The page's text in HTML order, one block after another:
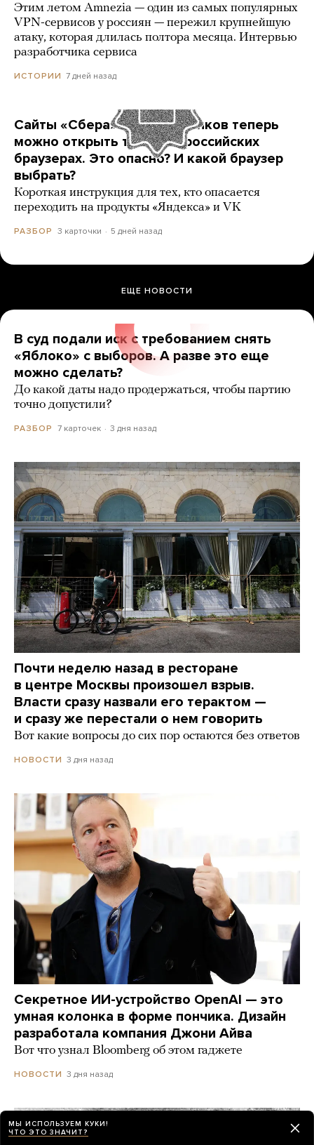
Этим летом Amnezia — один из самых популярных
VPN-сервисов у россиян — пережил крупнейшую
атаку, которая длилась полтора месяца. Интервью
разработчика сервиса
ИСТОРИИ 7 дней назад
Сайты «Сбера» и других банков теперь
можно открыть только в российских
браузерах. Это опасно? И какой браузер
выбрать?
Короткая инструкция для тех, кто опасается
переходить на продукты «Яндекса» и VK
РАЗБОР 3 карточки 5 дней назад
ЕЩЕ НОВОСТИ
В суд подали иск с требованием снять
«Яблоко» с выборов. А разве это еще
можно сделать?
До какой даты надо продержаться, чтобы партию
точно допустили?
РАЗБОР 7 карточек 3 дня назад
Почти неделю назад в ресторане
в центре Москвы произошел взрыв.
Власти сразу назвали его терактом —
и сразу же перестали о нем говорить
Вот какие вопросы до сих пор остаются без ответов
НОВОСТИ 3 дня назад
Секретное ИИ-устройство OpenAI — это
умная колонка в форме пончика. Дизайн
разработала компания Джони Айва
Вот что узнал Bloomberg об этом гаджете
НОВОСТИ 3 дня назад
МЫ ИСПОЛЬЗУЕМ КУКИ!
ЧТО ЭТО ЗНАЧИТ?